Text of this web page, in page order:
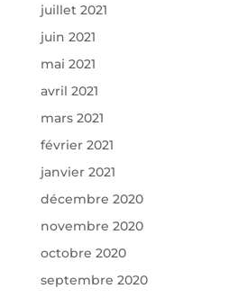
juillet 2021
juin 2021
mai 2021
avril 2021
mars 2021
février 2021
janvier 2021
décembre 2020
novembre 2020
octobre 2020
septembre 2020